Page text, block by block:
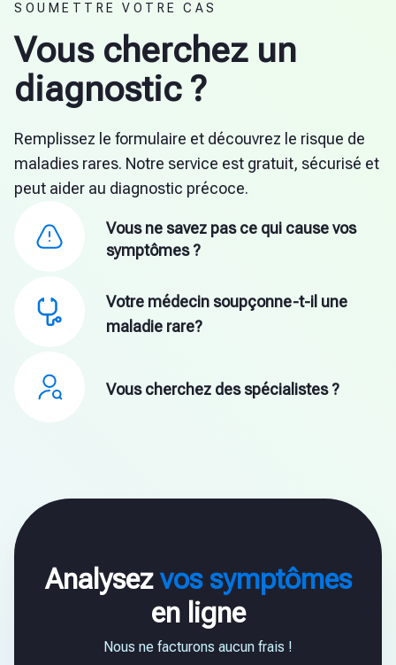
SOUMETTRE VOTRE CAS
Vous cherchez un
diagnostic ?
Remplissez le formulaire et découvrez le risque de
maladies rares. Notre service est gratuit, sécurisé et
peut aider au diagnostic précoce.
Vous ne savez pas ce qui cause vos
symptômes ?
Votre médecin soupçonne-t-il une
maladie rare?
Vous cherchez des spécialistes ?
Analysezvos symptômes
en ligne
Nous ne facturons aucun frais !